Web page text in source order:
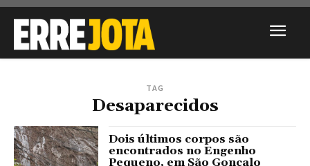
TAG
Desaparecidos
Dois últimos corpos são
encontrados no Engenho
Pequeno, em São Gonçalo